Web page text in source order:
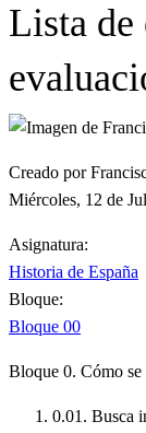
Lista de
Creado por
Miércoles, 12 de
Asignatura:
Historia de España
Bloque:
Bloque 00
Bloque 0. Cómo
0.01. Busca